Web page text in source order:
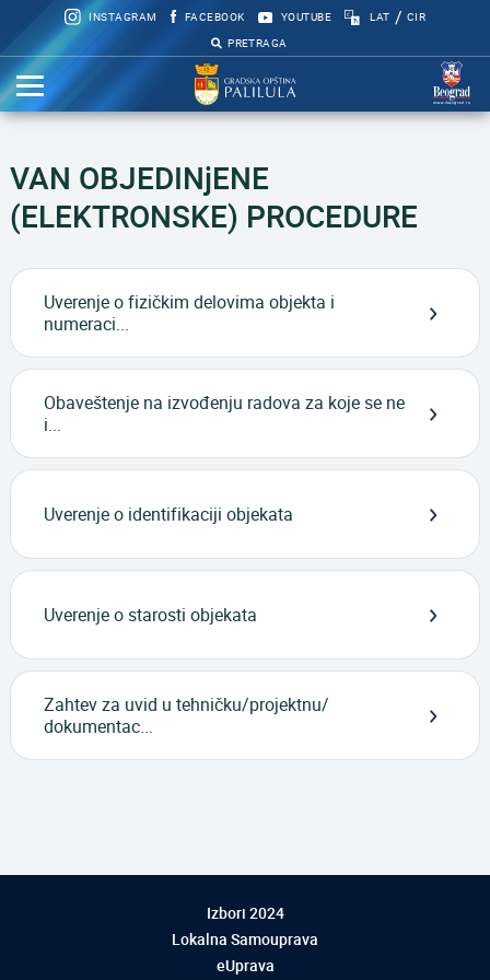
INSTAGRAM FACEBOOK YOUTUBE LAT / CIR
PRETRAGA
VAN OBJEDINjENE
(ELEKTRONSKE) PROCEDURE
Uverenje o fizičkim delovima objekta i
numeraci...
Obaveštenje na izvođenju radova za koje se ne
i...
Uverenje o identifikaciji objekata
Uverenje o starosti objekata
Zahtev za uvid u tehničku/projektnu/
dokumentac...
Izbori 2024
Lokalna Samouprava
eUprava